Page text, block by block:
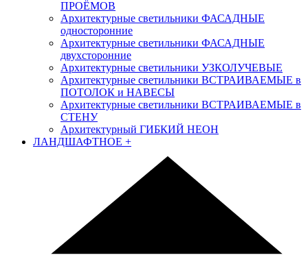
ПРОЁМОВ
Архитектурные светильники ФАСАДНЫЕ
односторонние
Архитектурные светильники ФАСАДНЫЕ
двухсторонние
Архитектурные светильники УЗКОЛУЧЕВЫЕ
Архитектурные светильники ВСТРАИВАЕМЫЕ в
ПОТОЛОК и НАВЕСЫ
Архитектурные светильники ВСТРАИВАЕМЫЕ в
СТЕНУ
Архитектурный ГИБКИЙ НЕОН
ЛАНДШАФТНОЕ +